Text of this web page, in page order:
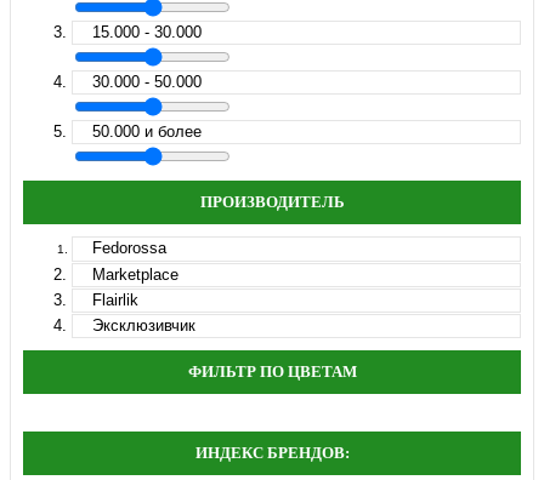
15.000 - 30.000
30.000 - 50.000
50.000 и более
ПРОИЗВОДИТЕЛЬ
Fedorossa
Marketplace
Flairlik
Эксклюзивчик
ФИЛЬТР ПО ЦВЕТАМ
ИНДЕКС БРЕНДОВ: